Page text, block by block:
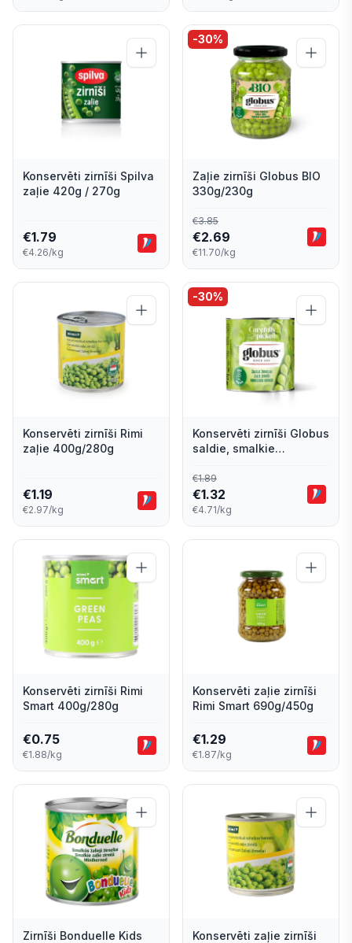
Konservēti zirnīši Spilva
zaļie 420g / 270g
€1.79
€4.26/kg
-30%
Zaļie zirnīši Globus BIO
330g/230g
€3.85
€2.69
€11.70/kg
Konservēti zirnīši Rimi
zaļie 400g/280g
€1.19
€2.97/kg
-30%
Konservēti zirnīši Globus
saldie, smalkie
€1.89
€1.32
€4.71/kg
Konservēti zirnīši Rimi
Smart 400g/280g
€0.75
€1.88/kg
Konservēti zaļie zirnīši
Rimi Smart 690g/450g
€1.29
€1.87/kg
Zirnīši Bonduelle Kids
Konservēti zaļie zirnīši